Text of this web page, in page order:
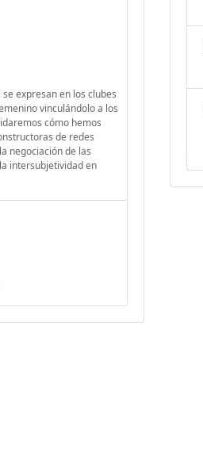
expresan en los clubes
vinculándolo a los
cómo hemos
de redes
negociación de las
intersubjetividad en